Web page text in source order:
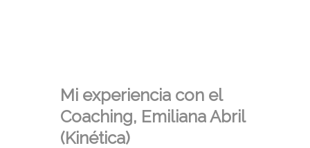
Mi experiencia con el
Coaching, Emiliana Abril
(Kinética)